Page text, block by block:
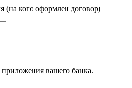
кого оформлен договор)
вашего банка.